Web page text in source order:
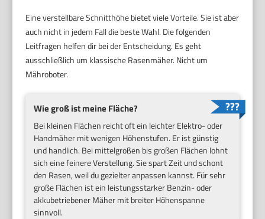
Eine verstellbare Schnitthöhe bietet viele Vorteile. Sie ist aber
auch nicht in jedem Fall die beste Wahl. Die folgenden
Leitfragen helfen dir bei der Entscheidung. Es geht
ausschließlich um klassische Rasenmäher. Nicht um
Mähroboter.
Wie groß ist meine Fläche?
Bei kleinen Flächen reicht oft ein leichter Elektro- oder
Handmäher mit wenigen Höhenstufen. Er ist günstig
und handlich. Bei mittelgroßen bis großen Flächen lohnt
sich eine feinere Verstellung. Sie spart Zeit und schont
den Rasen, weil du gezielter anpassen kannst. Für sehr
große Flächen ist ein leistungsstarker Benzin- oder
akkubetriebener Mäher mit breiter Höhenspanne
sinnvoll.